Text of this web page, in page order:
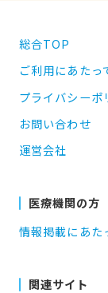
総合TOP
ご利用にあたっ
プライバシーポ
お問い合わせ
運営会社
医療機関の方
情報掲載にあた
関連サイト